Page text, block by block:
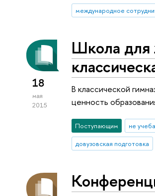
международное
18
мая
2015
Школа для
В классической
ценность
Поступающим не учеба
довузовская подготовка